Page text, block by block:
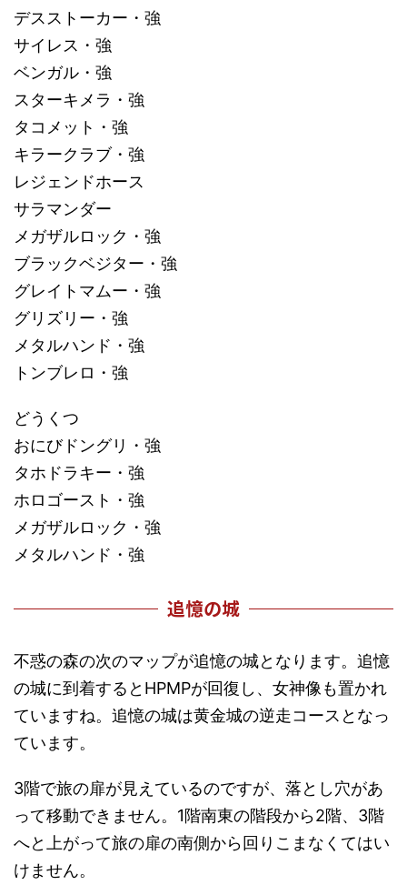
デスストーカー・強
サイレス・強
ベンガル・強
スターキメラ・強
タコメット・強
キラークラブ・強
レジェンドホース
サラマンダー
メガザルロック・強
ブラックベジター・強
グレイトマムー・強
グリズリー・強
メタルハンド・強
トンブレロ・強
どうくつ
おにびドングリ・強
タホドラキー・強
ホロゴースト・強
メガザルロック・強
メタルハンド・強
追憶の城
不惑の森の次のマップが追憶の城となります。追憶
の城に到着するとHPMPが回復し、女神像も置かれ
ていますね。追憶の城は黄金城の逆走コースとなっ
ています。
3階で旅の扉が見えているのですが、落とし穴があ
って移動できません。1階南東の階段から2階、3階
へと上がって旅の扉の南側から回りこまなくてはい
けません。